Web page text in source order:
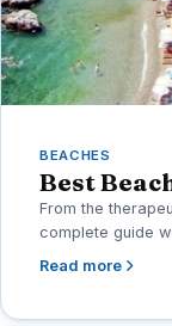
BEACHES
Best
From the
complete guide
Read more